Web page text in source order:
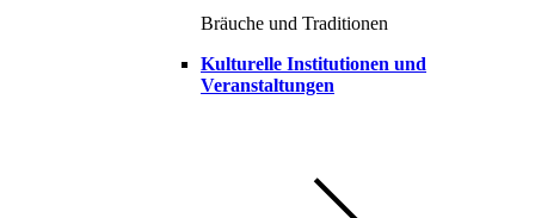
Bräuche und Traditionen
Kulturelle Institutionen und
Veranstaltungen